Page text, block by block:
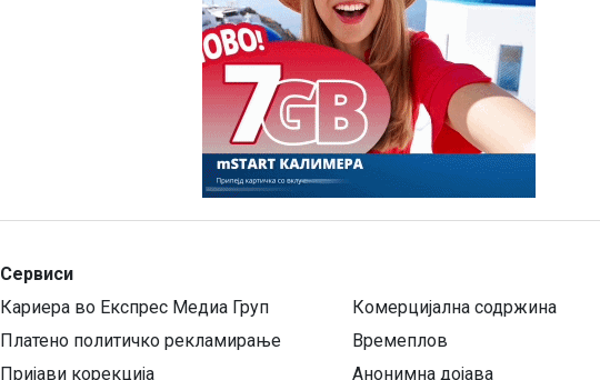
Сервиси
Кариера во Експрес Медиа Груп
Комерцијална содржина
Платено политичко рекламирање
Времеплов
Пријави корекција
Анонимна дојава